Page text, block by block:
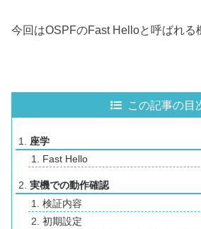
今回はOSPFのFast Helloと呼ばれる
この記事の目
座学
Fast Hello
実機での動作確認
検証内容
初期設定